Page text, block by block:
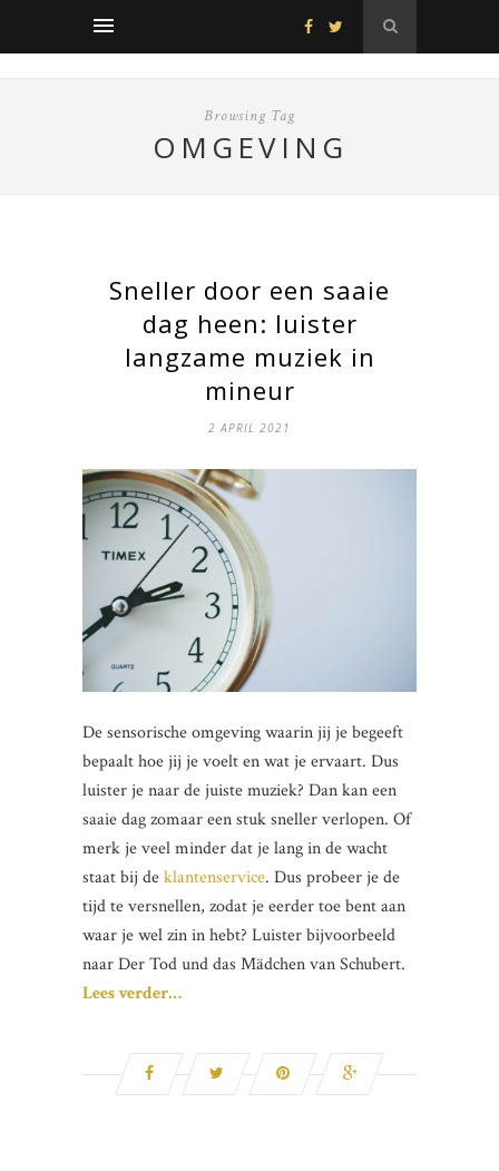
Browsing Tag
OMGEVING
Sneller door een saaie
dag heen: luister
langzame muziek in
mineur
2 APRIL 2021
De sensorische omgeving waarin jij je begeeft
bepaalt hoe jij je voelt en wat je ervaart. Dus
luister je naar de juiste muziek? Dan kan een
saaie dag zomaar een stuk sneller verlopen. Of
merk je veel minder dat je lang in de wacht
staat bij deklantenservice. Dus probeer je de
tijd te versnellen, zodat je eerder toe bent aan
waar je wel zin in hebt? Luister bijvoorbeeld
naar Der Tod und das Mädchen van Schubert.
Lees verder…